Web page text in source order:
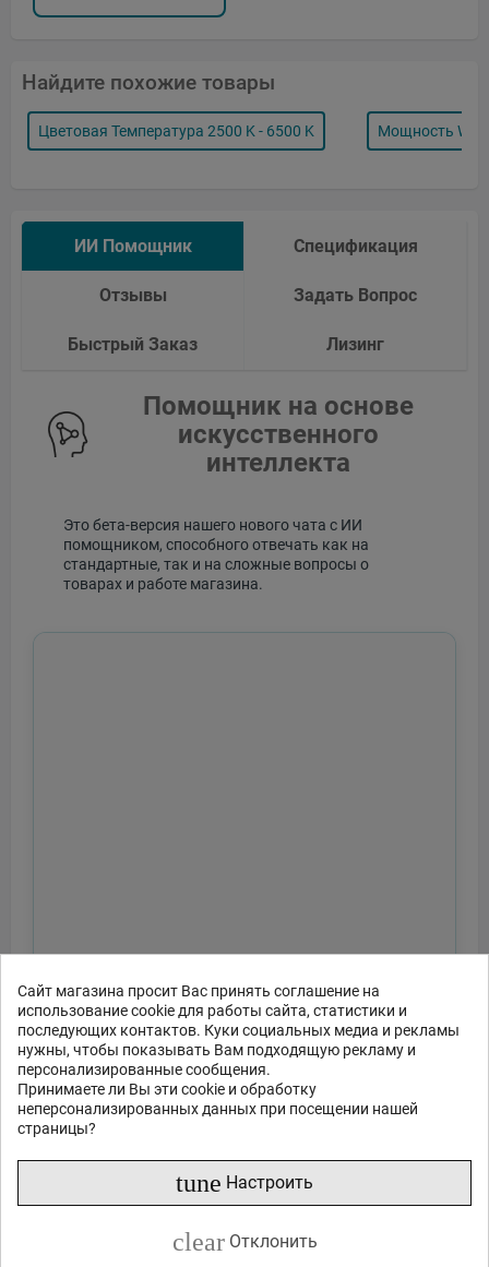
Сайт магазина просит Вас принять соглашение на
использование cookie для работы сайта, статистики и
последующих контактов. Куки социальных медиа и рекламы
нужны, чтобы показывать Вам подходящую рекламу и
персонализированные сообщения.
Принимаете ли Вы эти cookie и обработку
неперсонализированных данных при посещении нашей
страницы?
tune Настроить
clear Отклонить
Найдите похожие товары
Цветовая Температура 2500 K - 6500 K Мощность
ИИ Помощник Спецификация
Отзывы Задать Вопрос
Быстрый Заказ Лизинг
Помощник на основе
искусственного
интеллекта
Это бета-версия нашего нового чата с ИИ
помощником, способного отвечать как на
стандартные, так и на сложные вопросы о
товарах и работе магазина.